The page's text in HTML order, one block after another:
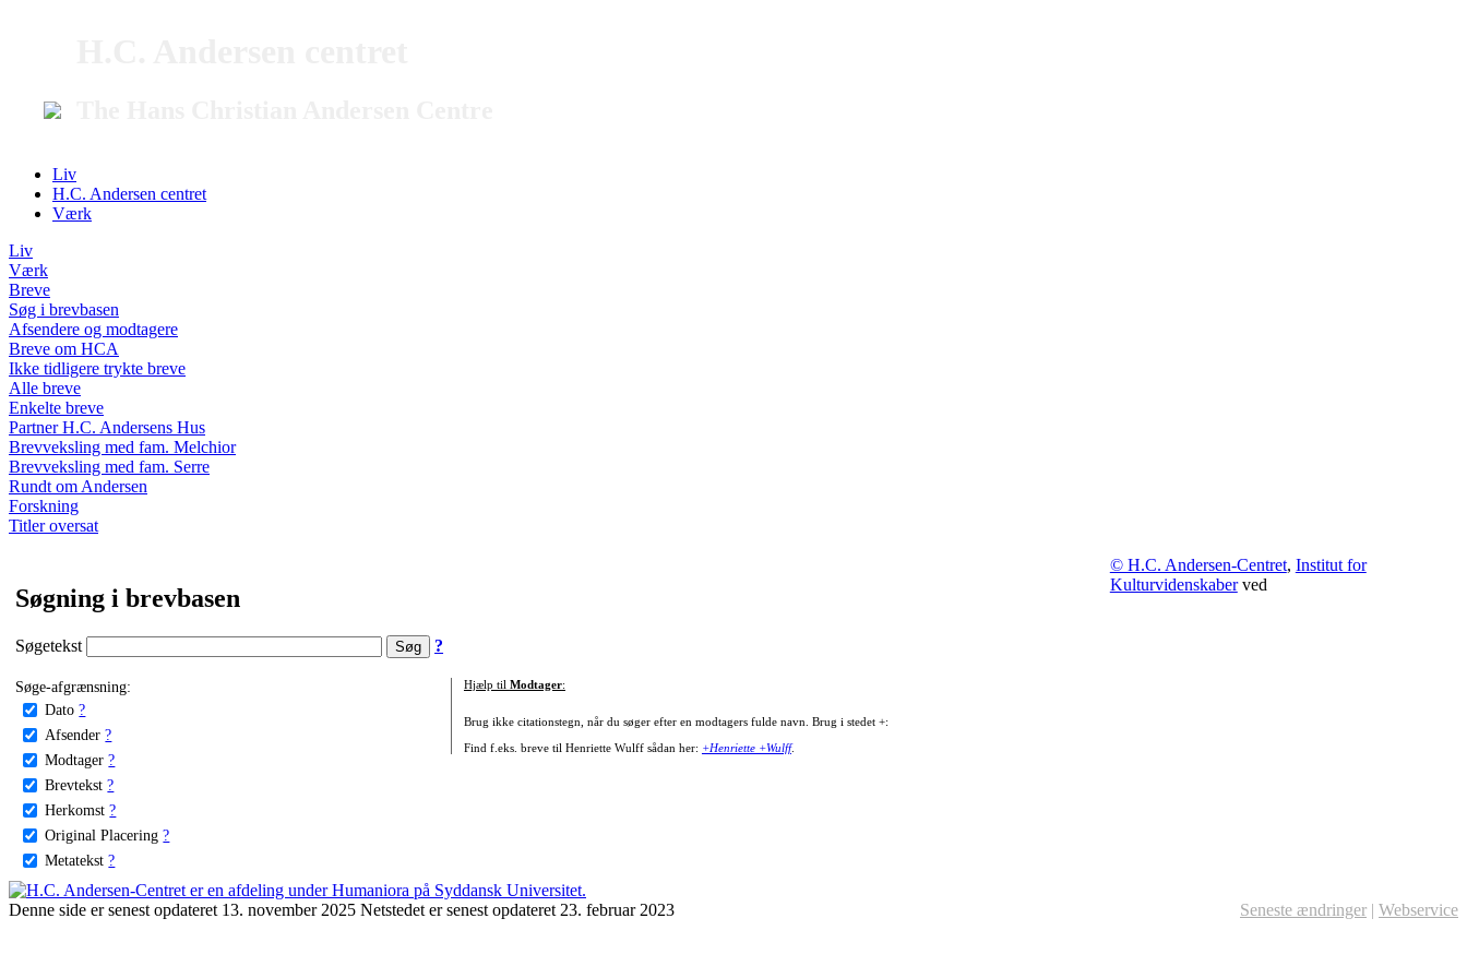
Liv
H.C. Andersen centret
Værk
Liv
Værk
Breve
Søg i brevbasen
Afsendere og modtagere
Breve om HCA
Ikke tidligere trykte breve
Alle breve
Enkelte breve
Partner H.C. Andersens Hus
Brevveksling med fam. Melchior
Brevveksling med fam. Serre
Rundt om Andersen
Forskning
Titler oversat
Søgning i brevbasen
Søgetekst ?
Søge-afgrænsning:
Dato ?
Afsender ?
Modtager ?
Brevtekst ?
Herkomst ?
Original Placering ?
Metatekst ?
Hjælp til Modtager:
Brug ikke citationstegn, når du søger efter en modtagers fulde navn. Brug i stedet +:
Find f.eks. breve til Henriette Wulff sådan her: +Henriette +Wulff.
© H.C. Andersen-Centret, Institut for
Kulturvidenskaberved
Denne side er senest opdateret 13. november 2025 Netstedet er senest opdateret 23. februar 2023 Seneste ændringer | Webservice